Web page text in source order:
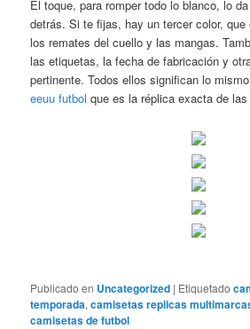
El toque, para romper todo lo blanco, lo
detrás. Si te fijas, hay un tercer color,
los remates del cuello y las mangas.
las etiquetas, la fecha de fabricación y
pertinente. Todos ellos significan lo
eeuu futbol que es la réplica exacta de
Publicado en Uncategorized | Etiquetado
temporada,camisetas replicas
camisetas de futbol